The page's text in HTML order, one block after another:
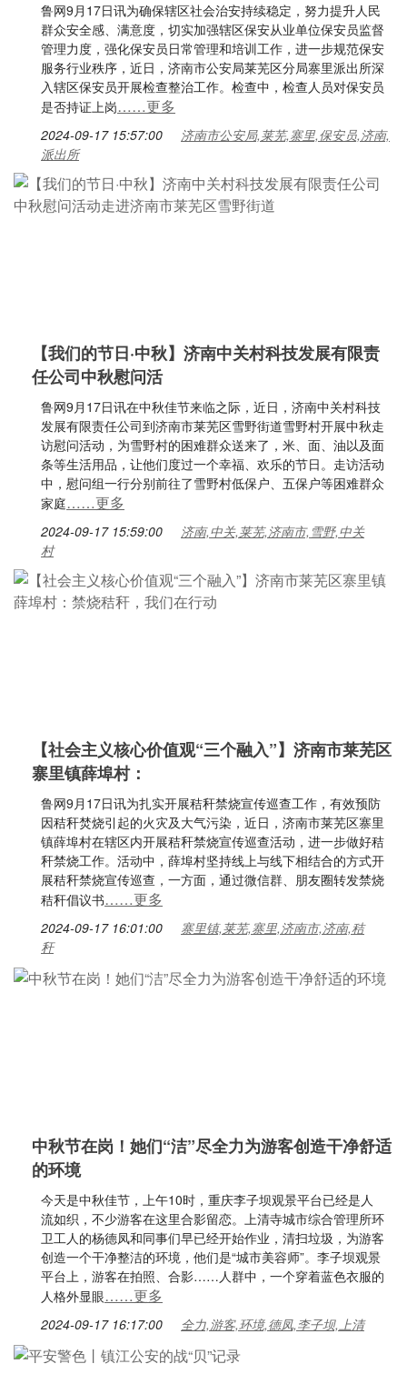
鲁网9月17日讯为确保辖区社会治安持续稳定，努力提升人民
群众安全感、满意度，切实加强辖区保安从业单位保安员监督
管理力度，强化保安员日常管理和培训工作，进一步规范保安
服务行业秩序，近日，济南市公安局莱芜区分局寨里派出所深
入辖区保安员开展检查整治工作。检查中，检查人员对保安员
是否持证上岗……更多
2024-09-17 15:57:00
济南市公安局,莱芜,寨里,保安员,济南,
派出所
【我们的节日·中秋】济南中关村科技发展有限责
任公司中秋慰问活
鲁网9月17日讯在中秋佳节来临之际，近日，济南中关村科技
发展有限责任公司到济南市莱芜区雪野街道雪野村开展中秋走
访慰问活动，为雪野村的困难群众送来了，米、面、油以及面
条等生活用品，让他们度过一个幸福、欢乐的节日。走访活动
中，慰问组一行分别前往了雪野村低保户、五保户等困难群众
家庭……更多
2024-09-17 15:59:00
济南,中关,莱芜,济南市,雪野,中关
村
【社会主义核心价值观“三个融入”】济南市莱芜区
寨里镇薛埠村：
鲁网9月17日讯为扎实开展秸秆禁烧宣传巡查工作，有效预防
因秸秆焚烧引起的火灾及大气污染，近日，济南市莱芜区寨里
镇薛埠村在辖区内开展秸秆禁烧宣传巡查活动，进一步做好秸
秆禁烧工作。活动中，薛埠村坚持线上与线下相结合的方式开
展秸秆禁烧宣传巡查，一方面，通过微信群、朋友圈转发禁烧
秸秆倡议书……更多
2024-09-17 16:01:00
寨里镇,莱芜,寨里,济南市,济南,秸
秆
中秋节在岗！她们“洁”尽全力为游客创造干净舒适
的环境
今天是中秋佳节，上午10时，重庆李子坝观景平台已经是人
流如织，不少游客在这里合影留恋。上清寺城市综合管理所环
卫工人的杨德凤和同事们早已经开始作业，清扫垃圾，为游客
创造一个干净整洁的环境，他们是“城市美容师”。李子坝观景
平台上，游客在拍照、合影……人群中，一个穿着蓝色衣服的
人格外显眼……更多
2024-09-17 16:17:00 全力,游客,环境,德凤,李子坝,上清